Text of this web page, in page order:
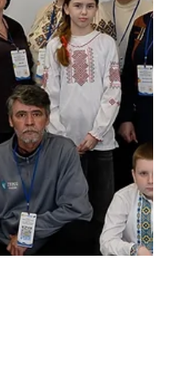
проходять оцінку в
інституті розвитку
Після отримання
рішення ми опублікуємо
інформацію про кожен
посилання на онлайн-
вільного використання
батьками та учнями.
за оновленнями!